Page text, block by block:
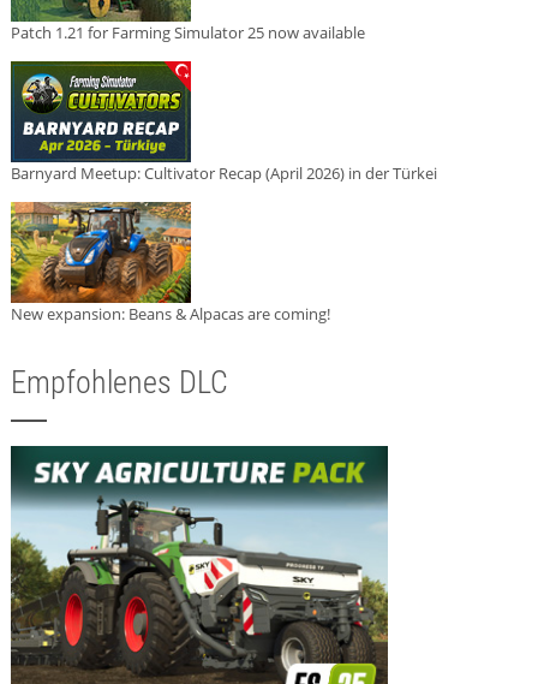
Patch 1.21 for Farming Simulator 25 now available
Barnyard Meetup: Cultivator Recap (April 2026) in der Türkei
New expansion: Beans & Alpacas are coming!
Empfohlenes DLC